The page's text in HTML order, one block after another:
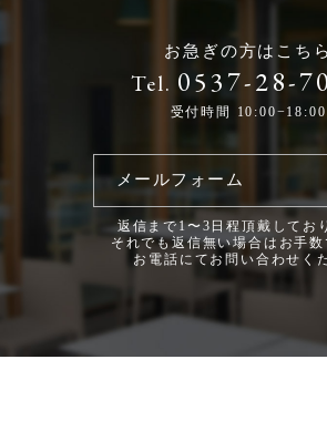
お急ぎの方はこちら
Tel. 0537-28-
受付時間 10:00−18:00
メールフォーム
返信まで1〜3日程頂戴してお
それでも返信無い場合はお手数
お電話にてお問い合わせく